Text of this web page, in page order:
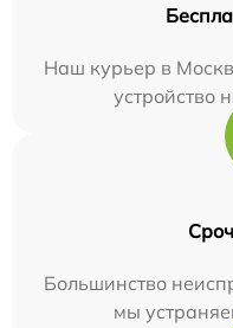
Наш курьер в
устройство
Большинство
мы